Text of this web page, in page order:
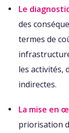
Le
des
termes de
les activités,
indirectes.
La mise en
priorisation